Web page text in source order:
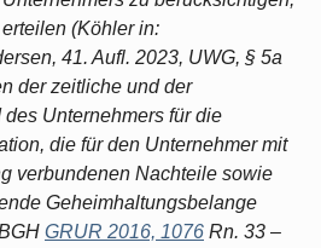
(Köhler in:
41. Aufl. 2023, UWG, § 5a
der zeitliche und der
Unternehmers für die
die für den Unternehmer mit
verbundenen Nachteile sowie
Geheimhaltungsbelange
GRUR 2016, 1076 Rn. 33 –